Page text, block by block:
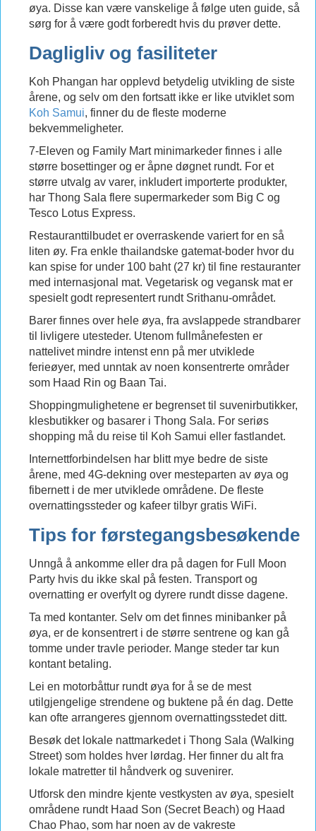
øya. Disse kan være vanskelige å følge uten guide, så
sørg for å være godt forberedt hvis du prøver dette.
Dagligliv og fasiliteter
Koh Phangan har opplevd betydelig utvikling de siste
årene, og selv om den fortsatt ikke er like utviklet som
Koh Samui, finner du de fleste moderne
bekvemmeligheter.
7-Eleven og Family Mart minimarkeder finnes i alle
større bosettinger og er åpne døgnet rundt. For et
større utvalg av varer, inkludert importerte produkter,
har Thong Sala flere supermarkeder som Big C og
Tesco Lotus Express.
Restauranttilbudet er overraskende variert for en så
liten øy. Fra enkle thailandske gatemat-boder hvor du
kan spise for under 100 baht (27 kr) til fine restauranter
med internasjonal mat. Vegetarisk og vegansk mat er
spesielt godt representert rundt Srithanu-området.
Barer finnes over hele øya, fra avslappede strandbarer
til livligere utesteder. Utenom fullmånefesten er
nattelivet mindre intenst enn på mer utviklede
ferieøyer, med unntak av noen konsentrerte områder
som Haad Rin og Baan Tai.
Shoppingmulighetene er begrenset til suvenirbutikker,
klesbutikker og basarer i Thong Sala. For seriøs
shopping må du reise til Koh Samui eller fastlandet.
Internettforbindelsen har blitt mye bedre de siste
årene, med 4G-dekning over mesteparten av øya og
fibernett i de mer utviklede områdene. De fleste
overnattingssteder og kafeer tilbyr gratis WiFi.
Tips for førstegangsbesøkende
Unngå å ankomme eller dra på dagen for Full Moon
Party hvis du ikke skal på festen. Transport og
overnatting er overfylt og dyrere rundt disse dagene.
Ta med kontanter. Selv om det finnes minibanker på
øya, er de konsentrert i de større sentrene og kan gå
tomme under travle perioder. Mange steder tar kun
kontant betaling.
Lei en motorbåttur rundt øya for å se de mest
utilgjengelige strendene og buktene på én dag. Dette
kan ofte arrangeres gjennom overnattingsstedet ditt.
Besøk det lokale nattmarkedet i Thong Sala (Walking
Street) som holdes hver lørdag. Her finner du alt fra
lokale matretter til håndverk og suvenirer.
Utforsk den mindre kjente vestkysten av øya, spesielt
områdene rundt Haad Son (Secret Beach) og Haad
Chao Phao, som har noen av de vakreste